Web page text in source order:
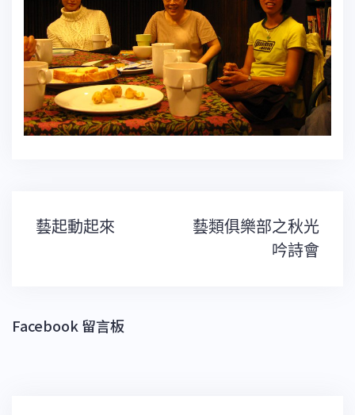
文
章
藝起動起來
藝類俱樂部之秋光
吟詩會
Facebook 留言板